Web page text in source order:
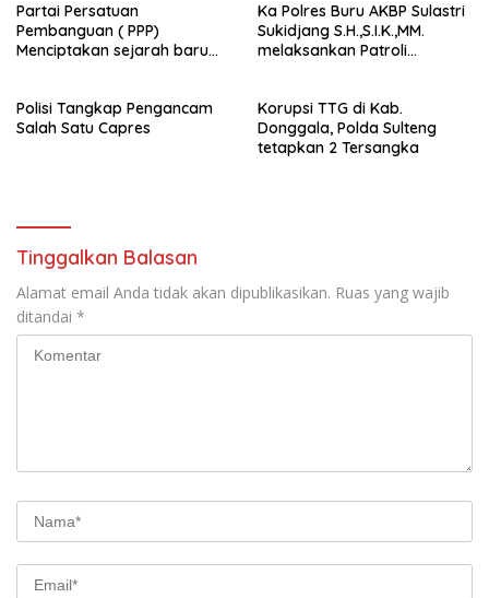
Partai Persatuan
Pembanguan ( PPP)
Menciptakan sejarah baru
Buru (Namlea).
Ka Polres Buru AKBP Sulastri
Sukidjang S.H.,S.I.K.,MM.
melaksankan Patroli
Polisi Tangkap Pengancam
Salah Satu Capres
Korupsi TTG di Kab.
Donggala, Polda Sulteng
tetapkan 2 Tersangka
Tinggalkan Balasan
Alamat email Anda tidak akan dipublikasikan. Ruas yang wajib
ditandai *